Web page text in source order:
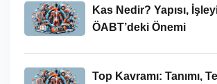
Kas Nedir? Yapısı,
ÖABT’deki Önemi
Top Kavramı: Tanımı,